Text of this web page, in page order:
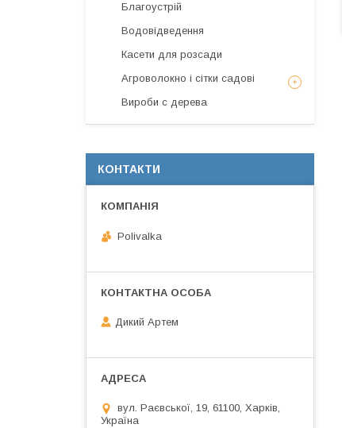
Благоустрій
Водовідведення
Касети для розсади
Агроволокно і сітки садові
Вироби с дерева
КОНТАКТИ
Polivalka
Дикий Артем
вул. Раєвської, 19, 61100, Харків,
Україна